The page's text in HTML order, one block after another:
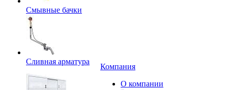
Смывные бачки
Сливная арматура
Компания
О компании